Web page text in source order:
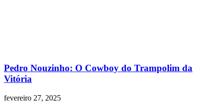
Pedro Nouzinho: O Cowboy do Trampolim da
Vitória
fevereiro 27, 2025